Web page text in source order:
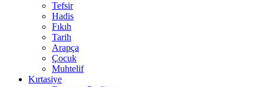
Tefsir
Hadis
Fıkıh
Tarih
Arapça
Çocuk
Muhtelif
Kırtasiye